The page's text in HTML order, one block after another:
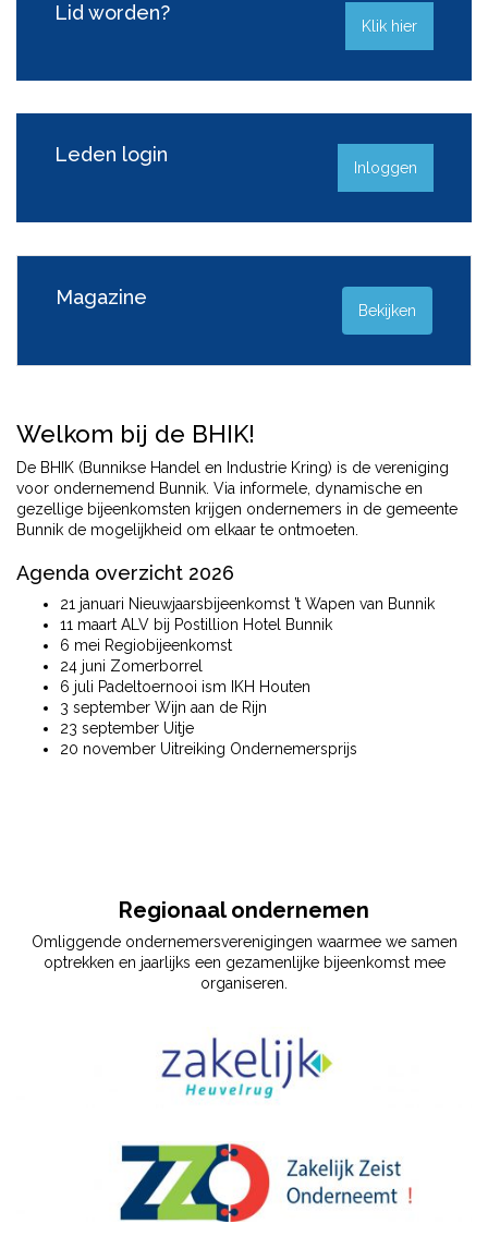
Lid worden?
Klik hier
Leden login
Inloggen
Magazine
Bekijken
Welkom bij de BHIK!
De BHIK (Bunnikse Handel en Industrie Kring) is de vereniging
voor ondernemend Bunnik. Via informele, dynamische en
gezellige bijeenkomsten krijgen ondernemers in de gemeente
Bunnik de mogelijkheid om elkaar te ontmoeten.
Agenda overzicht 2026
21 januari Nieuwjaarsbijeenkomst ’t Wapen van Bunnik
11 maart ALV bij Postillion Hotel Bunnik
6 mei Regiobijeenkomst
24 juni Zomerborrel
6 juli Padeltoernooi ism IKH Houten
3 september Wijn aan de Rijn
23 september Uitje
20 november Uitreiking Ondernemersprijs
Regionaal ondernemen
Omliggende ondernemersverenigingen waarmee we samen
optrekken en jaarlijks een gezamenlijke bijeenkomst mee
organiseren.